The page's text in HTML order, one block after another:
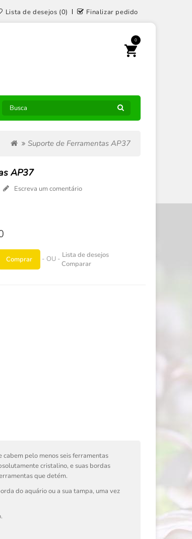
Lista de desejos (0) Finalizar pedido
0
Suporte de Ferramentas AP37
AP37
Escreva um comentário
Comprar - OU - Lista de desejos
Comparar
pelo menos seis ferramentas
cristalino, e suas bordas
que detém.
do aquário ou a sua tampa, uma vez